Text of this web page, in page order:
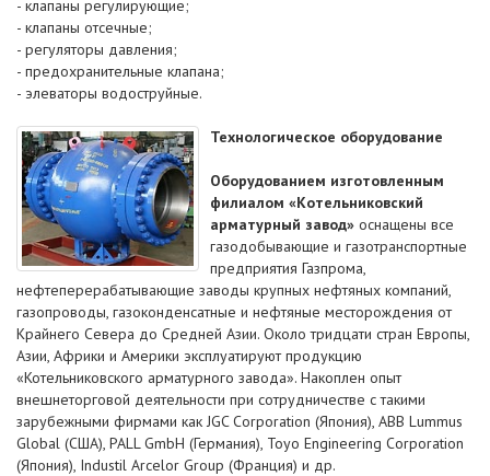
- клапаны регулирующие;
- клапаны отсечные;
- регуляторы давления;
- предохранительные клапана;
- элеваторы водоструйные.
Технологическое оборудование
Оборудованием изготовленным
филиалом «Котельниковский
арматурный завод» оснащены все
газодобывающие и газотранспортные
предприятия Газпрома,
нефтеперерабатывающие заводы крупных нефтяных компаний,
газопроводы, газоконденсатные и нефтяные месторождения от
Крайнего Севера до Средней Азии. Около тридцати стран Европы,
Азии, Африки и Америки эксплуатируют продукцию
«Котельниковского арматурного завода». Накоплен опыт
внешнеторговой деятельности при сотрудничестве с такими
зарубежными фирмами как JGC Corporation (Япония), ABB Lummus
Global (США), PALL GmbH (Германия), Toyo Engineering Corporation
(Япония), Industil Arcelor Group (Франция) и др.